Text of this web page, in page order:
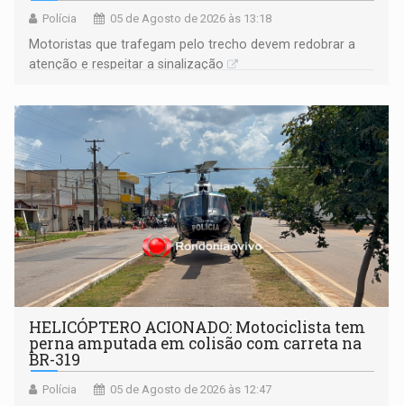
Polícia 05 de Agosto de 2026 às 13:18
​Motoristas que trafegam pelo trecho devem redobrar a
atenção e respeitar a sinalização
HELICÓPTERO ACIONADO: Motociclista tem
perna amputada em colisão com carreta na
BR-319
Polícia 05 de Agosto de 2026 às 12:47